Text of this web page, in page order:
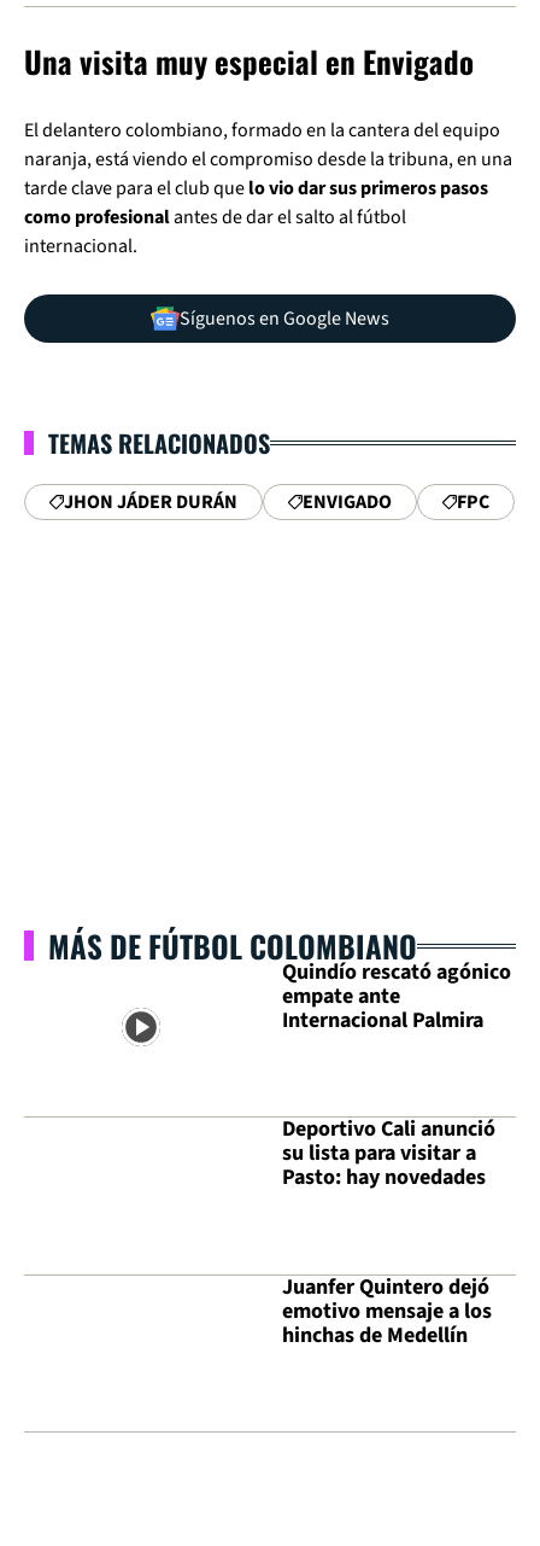
Una visita muy especial en Envigado
El delantero colombiano, formado en la cantera del equipo
naranja, está viendo el compromiso desde la tribuna, en una
tarde clave para el club quelo vio dar sus primeros pasos
como profesionalantes de dar el salto al fútbol
internacional.
Síguenos en Google News
TEMAS RELACIONADOS
JHON JÁDER DURÁN ENVIGADO FPC
MÁS DE FÚTBOL COLOMBIANO
Quindío rescató agónico
empate ante
Internacional Palmira
Deportivo Cali anunció
su lista para visitar a
Pasto: hay novedades
Juanfer Quintero dejó
emotivo mensaje a los
hinchas de Medellín